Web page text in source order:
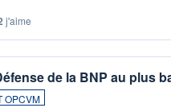
j'aime
de la BNP au plus
OPCVM